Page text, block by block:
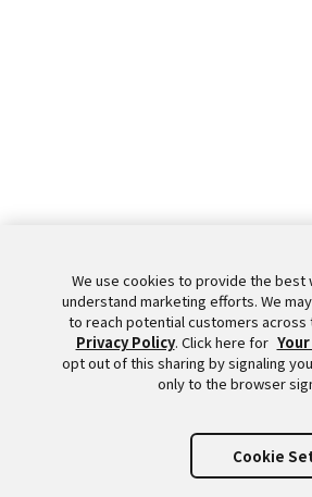
We use cookies to provide the
understand marketing efforts. We
to reach potential customers across
Privacy Policy. Click here for
opt out of this sharing by signaling
only to the browser
Cookie